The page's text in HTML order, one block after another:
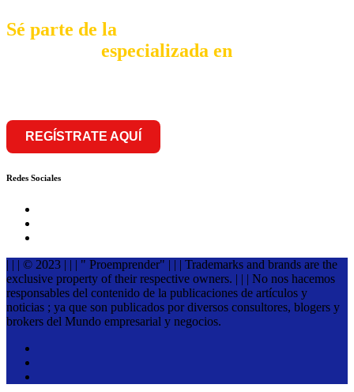
Sé parte de la
especializada en
REGÍSTRATE AQUÍ
Redes Sociales
| | | © 2023 | | | " Proemprender" | | | Trademarks and brands are the
exclusive property of their respective owners. | | | No nos hacemos
responsables del contenido de la publicaciones de artículos y
noticias ; ya que son publicados por diversos consultores, blogers y
brokers del Mundo empresarial y negocios.